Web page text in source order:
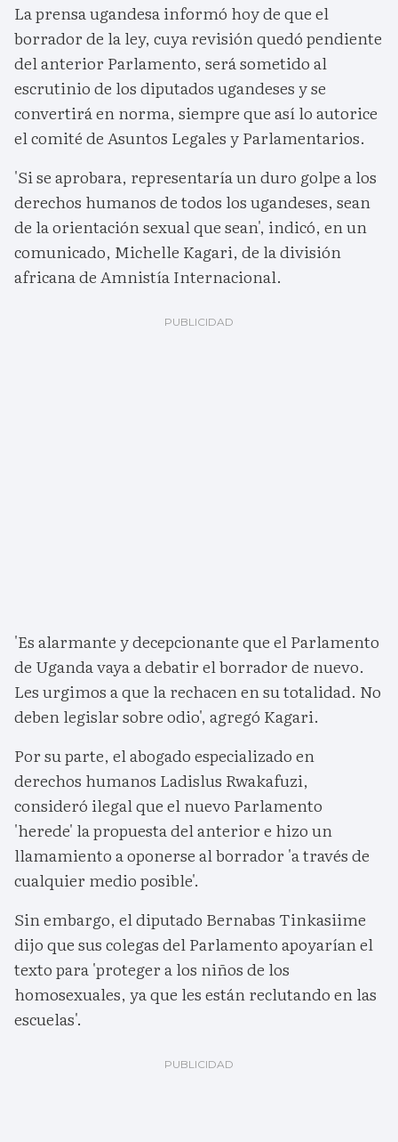
La prensa ugandesa informó hoy de que el
borrador de la ley, cuya revisión quedó pendiente
del anterior Parlamento, será sometido al
escrutinio de los diputados ugandeses y se
convertirá en norma, siempre que así lo autorice
el comité de Asuntos Legales y Parlamentarios.
'Si se aprobara, representaría un duro golpe a los
derechos humanos de todos los ugandeses, sean
de la orientación sexual que sean', indicó, en un
comunicado, Michelle Kagari, de la división
africana de Amnistía Internacional.
'Es alarmante y decepcionante que el Parlamento
de Uganda vaya a debatir el borrador de nuevo.
Les urgimos a que la rechacen en su totalidad. No
deben legislar sobre odio', agregó Kagari.
Por su parte, el abogado especializado en
derechos humanos Ladislus Rwakafuzi,
consideró ilegal que el nuevo Parlamento
'herede' la propuesta del anterior e hizo un
llamamiento a oponerse al borrador 'a través de
cualquier medio posible'.
Sin embargo, el diputado Bernabas Tinkasiime
dijo que sus colegas del Parlamento apoyarían el
texto para 'proteger a los niños de los
homosexuales, ya que les están reclutando en las
escuelas'.